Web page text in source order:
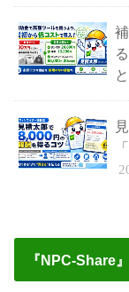
『NPC-Share